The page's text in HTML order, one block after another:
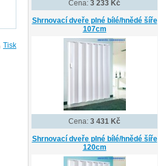
Tisk
Cena: 3 233 Kč
Shrnovací dveře plné bílé/hnědé šíře
107cm
Cena: 3 431 Kč
Shrnovací dveře plné bílé/hnědé šíře
120cm